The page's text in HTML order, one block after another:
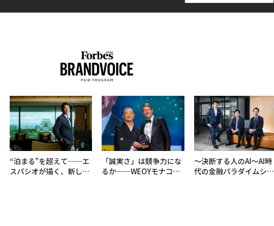
“泊まる”を超えて──エ
スパシオが描く、新しい
「誠実さ」は競争力にな
るか──WEOYモナコで
〜決断する人のAI〜AI時
代の金融パラダイムシフ